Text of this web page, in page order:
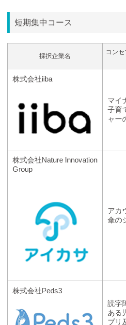
短期集中コース
採択企業名
コン
株式会社iiba
マイ
子育
ャー
株式会社Nature Innovation
Group
アカ
傘の
株式会社Peds3
読字
ある
プリ